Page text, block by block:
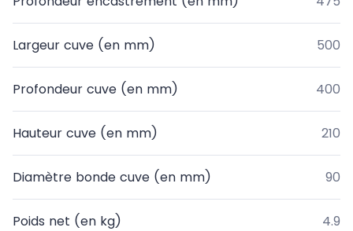
Largeur cuve (en mm) 500
Profondeur cuve (en mm) 400
Hauteur cuve (en mm) 210
Diamètre bonde cuve (en mm) 90
Poids net (en kg) 4.9